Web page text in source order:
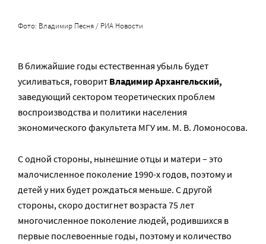
Фото: Владимир Песня / РИА Новости
В ближайшие годы естественная убыль будет
усиливаться, говорит Владимир Архангельский,
заведующий сектором теоретических проблем
воспроизводства и политики населения
экономического факультета МГУ им. М. В. Ломоносова.
С одной стороны, нынешние отцы и матери – это
малочисленное поколение 1990-х годов, поэтому и
детей у них будет рождаться меньше. С другой
стороны, скоро достигнет возраста 75 лет
многочисленное поколение людей, родившихся в
первые послевоенные годы, поэтому и количество